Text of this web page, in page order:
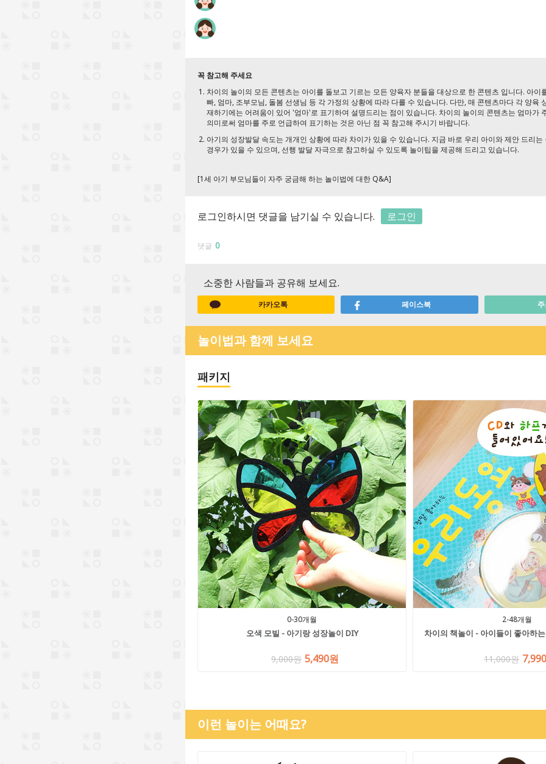
꼭 참고해 주세요
차이의 놀이의 모든 콘텐츠는 아이를 돌보고 기르는 모든 양육자 분들을 대상으로 한 콘텐츠 입니다. 아이
빠, 엄마, 조부모님, 돌봄 선생님 등 각 가정의 상황에 따라 다를 수 있습니다. 다만, 매 콘텐츠마다 각 양육
재하기에는 어려움이 있어 '엄마'로 표기하여 설명드리는 점이 있습니다. 차이의 놀이의 콘텐츠는 엄마가
의미로써 엄마를 주로 언급하여 표기하는 것은 아닌 점 꼭 참고해 주시기 바랍니다.
아기의 성장발달 속도는 개개인 상황에 따라 차이가 있을 수 있습니다. 지금 바로 우리 아이와 제안 드리
경우가 있을 수 있으며, 선행 발달 자극으로 참고하실 수 있도록 놀이팁을 제공해 드리고 있습니다.
[1세 아기 부모님들이 자주 궁금해 하는 놀이법에 대한 Q&A]
로그인하시면 댓글을 남기실 수 있습니다. 로그인
댓글 0
소중한 사람들과 공유해 보세요.
카카오톡 페이스북
놀이법과 함께 보세요
패키지
0-30개월
오색 모빌 - 아기랑 성장놀이 DIY
9,000원 5,490원
2-48개월
차이의 책놀이 - 아이들이 좋아하
11,000원
이런 놀이는 어때요?